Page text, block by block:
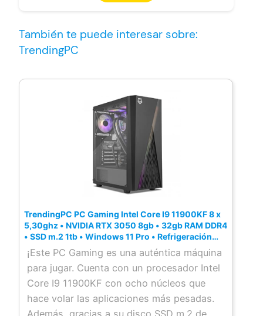
También te puede interesar sobre:
TrendingPC
TrendingPC PC Gaming Intel Core I9 11900KF 8 x
5,30ghz • NVIDIA RTX 3050 8gb • 32gb RAM DDR4
• SSD m.2 1tb • Windows 11 Pro • Refrigeración
líquida 240mm • pc Gamer
¡Este PC Gaming es una auténtica máquina
para jugar. Cuenta con un procesador Intel
Core I9 11900KF con ocho núcleos que
hace volar las aplicaciones más pesadas.